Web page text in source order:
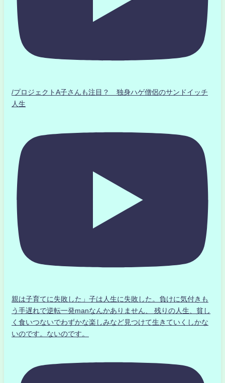
/プロジェクトA子さんも注目？ 独身ハゲ僧侶のサンドイッチ
人生
親は子育てに失敗した」子は人生に失敗した。負けに気付きも
う手遅れで逆転一発manなんかありません、 残りの人生、貧し
く食いつないでわずかな楽しみなど見つけて生きていくしかな
いのです。ないのです。